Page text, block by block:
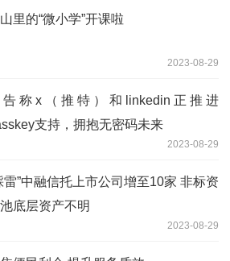
里的“微小学”开课啦
2023-08-29
告称x（推特）和linkedin正推进
支持，拥抱无密码未来
2023-08-29
雷”中融信托上市公司增至10家 非标资
底层资产不明
2023-08-29